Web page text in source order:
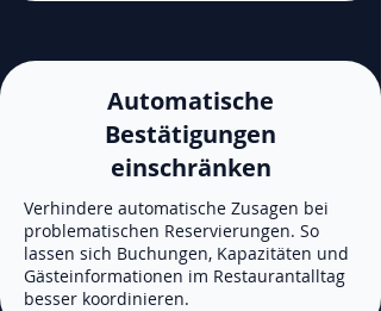
Automatische
Bestätigungen
einschränken
Verhindere automatische Zusagen bei
problematischen Reservierungen. So
lassen sich Buchungen, Kapazitäten und
Gästeinformationen im Restaurantalltag
besser koordinieren.